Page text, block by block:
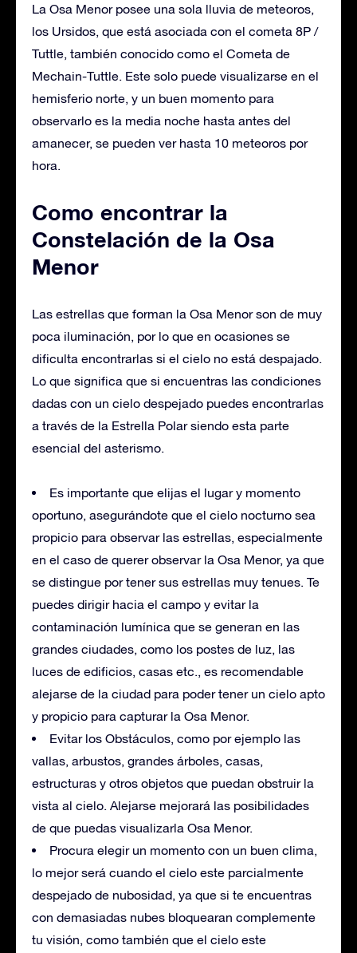
La Osa Menor posee una sola lluvia de meteoros,
los Ursidos, que está asociada con el cometa 8P /
Tuttle, también conocido como el Cometa de
Mechain-Tuttle. Este solo puede visualizarse en el
hemisferio norte, y un buen momento para
observarlo es la media noche hasta antes del
amanecer, se pueden ver hasta 10 meteoros por
hora.
Como encontrar la
Constelación de la Osa
Menor
Las estrellas que forman la Osa Menor son de muy
poca iluminación, por lo que en ocasiones se
dificulta encontrarlas si el cielo no está despajado.
Lo que significa que si encuentras las condiciones
dadas con un cielo despejado puedes encontrarlas
a través de la Estrella Polar siendo esta parte
esencial del asterismo.
Es importante que elijas el lugar y momento
oportuno, asegurándote que el cielo nocturno sea
propicio para observar las estrellas, especialmente
en el caso de querer observar la Osa Menor, ya que
se distingue por tener sus estrellas muy tenues. Te
puedes dirigir hacia el campo y evitar la
contaminación lumínica que se generan en las
grandes ciudades, como los postes de luz, las
luces de edificios, casas etc., es recomendable
alejarse de la ciudad para poder tener un cielo apto
y propicio para capturar la Osa Menor.
Evitar los Obstáculos, como por ejemplo las
vallas, arbustos, grandes árboles, casas,
estructuras y otros objetos que puedan obstruir la
vista al cielo. Alejarse mejorará las posibilidades
de que puedas visualizarla Osa Menor.
Procura elegir un momento con un buen clima,
lo mejor será cuando el cielo este parcialmente
despejado de nubosidad, ya que si te encuentras
con demasiadas nubes bloquearan complemente
tu visión, como también que el cielo este